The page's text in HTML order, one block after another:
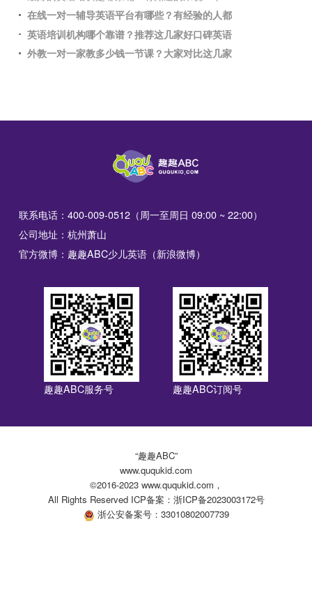
在线一对一辅导英语平台有哪些？有经验的人都
英语培训机构哪个靠谱？推荐这几家好口碑英语
外教一对一家教多少钱一节课？大家对比这几家
联系电话：400-009-0512（周一至周日 09:00 ~ 22:00）
公司地址：杭州萧山
官方微博：趣趣ABC少儿英语（新浪微博）
趣趣ABC服务号 趣趣ABC订阅号
“趣趣ABC”
www.ququkid.com
©2016-2023 www.ququkid.com，
All Rights Reserved ICP备案：浙ICP备2023003172号
浙公安备案号：33010802007739